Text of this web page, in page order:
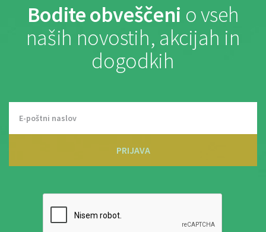
Bodite obveščeni o vseh
naših novostih, akcijah in
dogodkih
PRIJAVA